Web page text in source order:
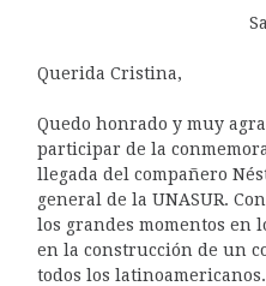
Querida Cristina,
Quedo honrado y muy
participar de la
llegada del compañero
general de la UNASUR.
los grandes momentos en
en la construcción de un
todos los latinoamericanos.